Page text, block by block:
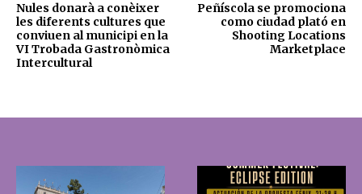
Nules donarà a conèixer
les diferents cultures que
conviuen al municipi en la
VI Trobada Gastronòmica
Intercultural
Peñíscola se promociona
como ciudad plató en
Shooting Locations
Marketplace